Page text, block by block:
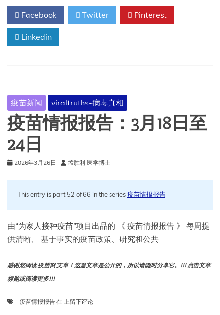
报
告
Facebook Twitter Pinterest
Linkedin
疫苗新闻 viraltruths-病毒真相
疫苗情报报告：3月18日至
24日
2026年3月26日 孟胜利 医学博士
This entry is part 52 of 66 in the series疫苗情报报告
由“为家人接种疫苗”项目出品的 《 疫苗情报报告 》 每周提
供清晰、 基于事实的疫苗政策、研究和公共
感谢您阅读 疫苗网 文章！这篇文章是公开的，所以请随时分享它。!!! 点击文章
标题或阅读更多!!!
疫苗情报报告 在 疫
上留下评论